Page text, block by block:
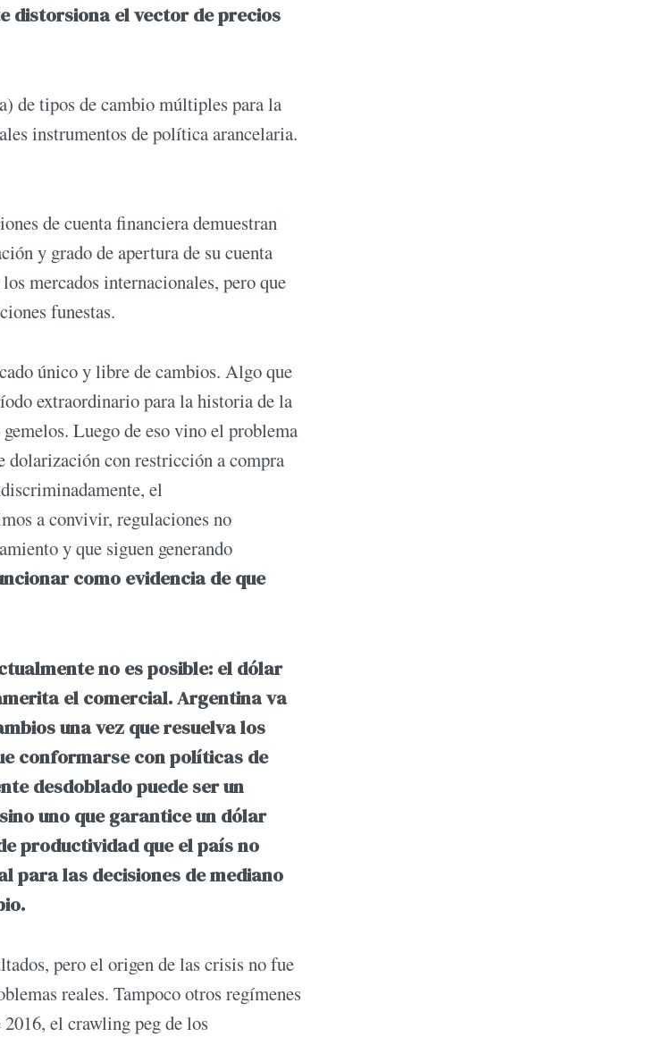
distorsiona el vector de precios
de tipos de cambio múltiples para la
instrumentos de política arancelaria.
de cuenta financiera demuestran
y grado de apertura de su cuenta
mercados internacionales, pero que
funestas.
único y libre de cambios. Algo que
extraordinario para la historia de la
Luego de eso vino el problema
dolarización con restricción a compra
el
a convivir, regulaciones no
y que siguen generando
como evidencia de que
no es posible: el dólar
el comercial. Argentina va
una vez que resuelva los
conformarse con políticas de
desdoblado puede ser un
uno que garantice un dólar
productividad que el país no
para las decisiones de mediano
pero el origen de las crisis no fue
reales. Tampoco otros regímenes
el crawling peg de los